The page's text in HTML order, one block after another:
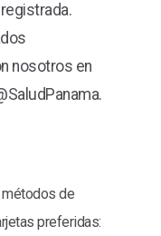
nosotros en
de
preferidas: